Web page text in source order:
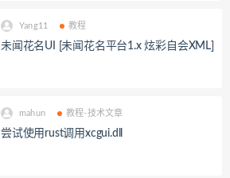
Yang11 教程
未闻花名UI [未闻花名平台1.x 炫彩自会XML]
mahun 教程-技术文章
尝试使用rust调用xcgui.dll